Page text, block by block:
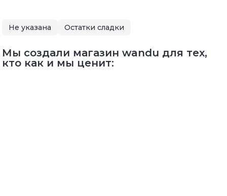
Не указана Остатки сладки
Мы создали магазин wandu для тех,
кто как и мы ценит: